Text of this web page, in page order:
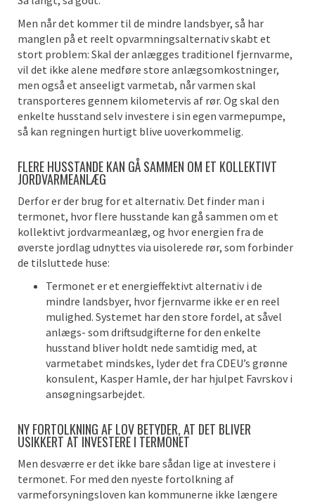
Men når det kommer til de mindre landsbyer, så har
manglen på et reelt opvarmningsalternativ skabt et
stort problem: Skal der anlægges traditionel fjernvarme,
vil det ikke alene medføre store anlægsomkostninger,
men også et anseeligt varmetab, når varmen skal
transporteres gennem kilometervis af rør. Og skal den
enkelte husstand selv investere i sin egen varmepumpe,
så kan regningen hurtigt blive uoverkommelig.
FLERE HUSSTANDE KAN GÅ SAMMEN OM ET KOLLEKTIVT
JORDVARMEANLÆG
Derfor er der brug for et alternativ. Det finder man i
termonet, hvor flere husstande kan gå sammen om et
kollektivt jordvarmeanlæg, og hvor energien fra de
øverste jordlag udnyttes via uisolerede rør, som forbinder
de tilsluttede huse:
Termonet er et energieffektivt alternativ i de
mindre landsbyer, hvor fjernvarme ikke er en reel
mulighed. Systemet har den store fordel, at såvel
anlægs- som driftsudgifterne for den enkelte
husstand bliver holdt nede samtidig med, at
varmetabet mindskes, lyder det fra CDEU’s grønne
konsulent, Kasper Hamle, der har hjulpet Favrskov i
ansøgningsarbejdet.
NY FORTOLKNING AF LOV BETYDER, AT DET BLIVER
USIKKERT AT INVESTERE I TERMONET
Men desværre er det ikke bare sådan lige at investere i
termonet. For med den nyeste fortolkning af
varmeforsyningsloven kan kommunerne ikke længere